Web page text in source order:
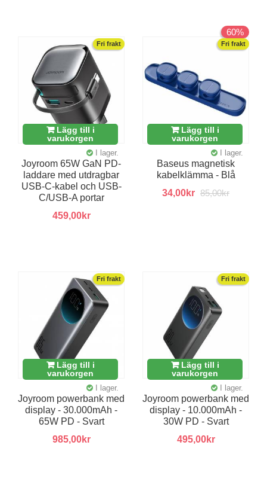
Fri frakt
Lägg till i
varukorgen
I lager.
Joyroom 65W GaN PD-
laddare med utdragbar
USB-C-kabel och USB-
C/USB-A portar
459,00kr
60%
Fri frakt
Lägg till i
varukorgen
I lager.
Baseus magnetisk
kabelklämma - Blå
34,00kr 85,00kr
Fri frakt
Lägg till i
varukorgen
I lager.
Joyroom powerbank med
display - 30.000mAh -
65W PD - Svart
985,00kr
Fri frakt
Lägg till i
varukorgen
I lager.
Joyroom powerbank med
display - 10.000mAh -
30W PD - Svart
495,00kr